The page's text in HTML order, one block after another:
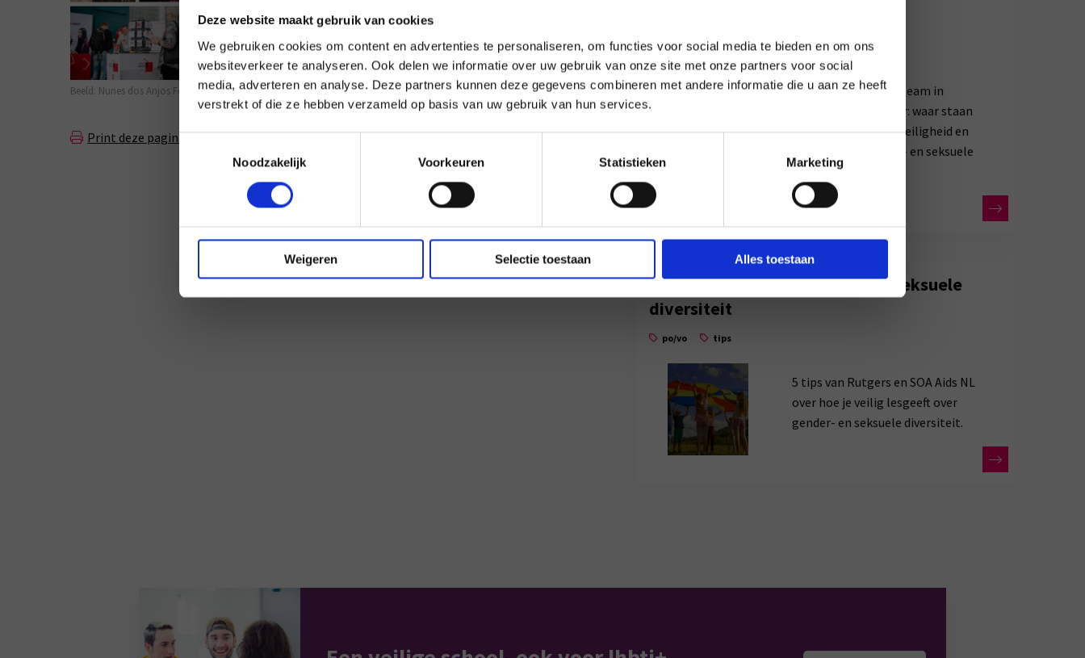
Deze website maakt gebruik van cookies
We gebruiken cookies om content en advertenties te personaliseren, om functies voor social media te bieden en om ons
websiteverkeer te analyseren. Ook delen we informatie over uw gebruik van onze site met onze partners voor social
media, adverteren en analyse. Deze partners kunnen deze gegevens combineren met andere informatie die u aan ze heeft
verstrekt of die ze hebben verzameld op basis van uw gebruik van hun services.
Toestemmingsselectie
Noodzakelijk
Voorkeuren Statistieken Marketing
Weigeren Selectie toestaan Alles toestaan
Beeld: Nunes dos Anjos Fotografie
Print deze pagina Mail deze pagina Deel deze pagina
po/vo teamtool
Poster om met het team in
gesprek te gaan over: waar staan
we als het gaat om veiligheid en
respect voor gender- en seksuele
diversiteit?
Veilig lesgeven over gender en seksuele
diversiteit
po/vo tips
5 tips van Rutgers en SOA Aids NL
over hoe je veilig lesgeeft over
gender- en seksuele diversiteit.